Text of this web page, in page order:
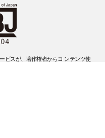
ビスが、著作権者からコ ンテンツ使